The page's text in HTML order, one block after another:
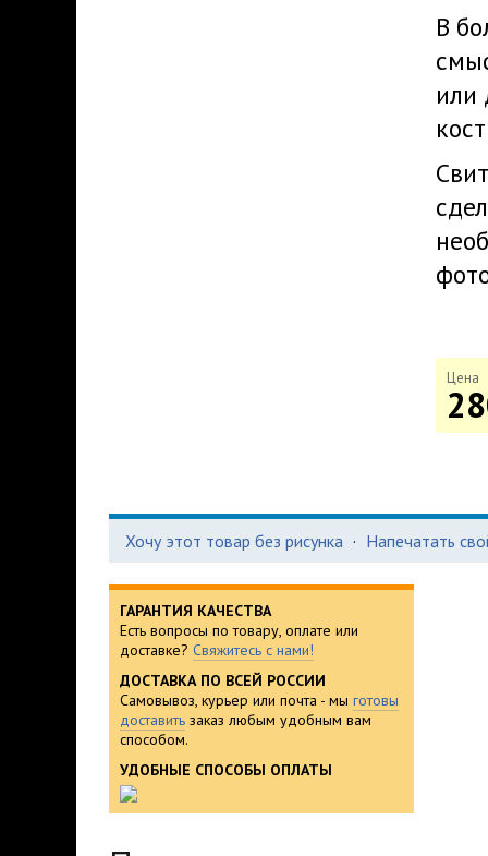
В
или
Цена
Хочу этот товар без рисунка · Напечатать
ГАРАНТИЯ КАЧЕСТВА
Есть вопросы по товару, оплате или
доставке? Свяжитесь с нами!
ДОСТАВКА ПО ВСЕЙ РОССИИ
Самовывоз, курьер или почта - мы готовы
доставить заказ любым удобным вам
способом.
УДОБНЫЕ СПОСОБЫ ОПЛАТЫ